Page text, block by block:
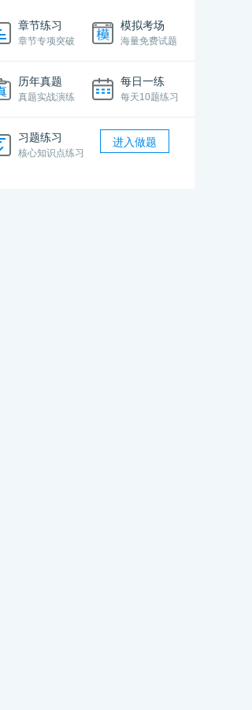
章节练习
章节专项突破
模拟考场
海量免费试题
历年真题
真题实战演练
每日一练
每天10题练习
习题练习
核心知识点练习
进入做题